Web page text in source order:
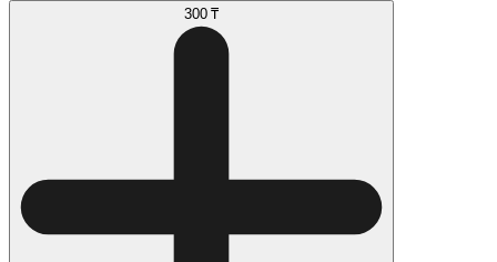
300 ₸